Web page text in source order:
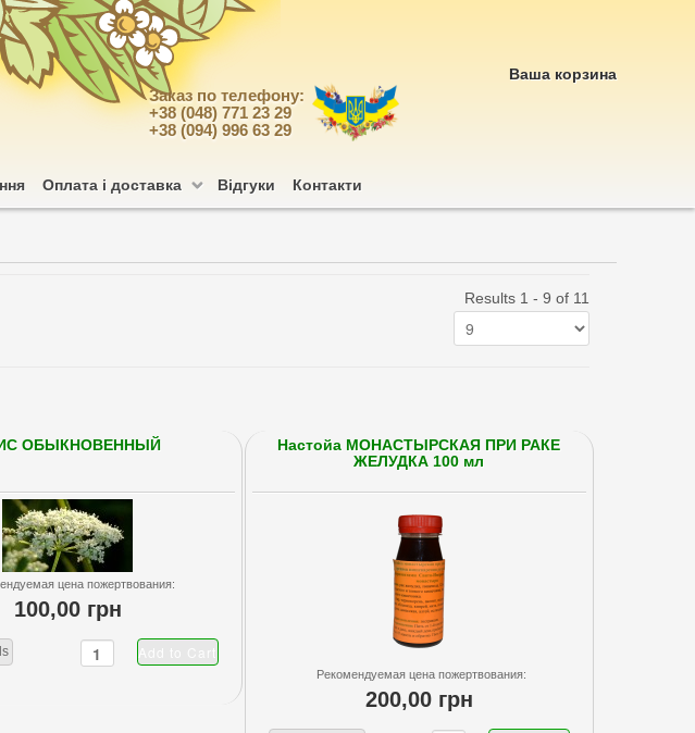
Заказ по телефону:
+38 (048) 771 23 29
+38 (094) 996 63 29
Ваша корзина
Оплата і доставка Відгуки Контакти
Results 1 - 9 of 11
ОБЫКНОВЕННЫЙ
цена пожертвования:
100,00 грн
Настойа МОНАСТЫРСКАЯ ПРИ РАКЕ
ЖЕЛУДКА 100 мл
Рекомендуемая цена пожертвования:
200,00 грн